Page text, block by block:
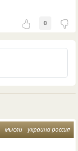
0
мысли украина россия